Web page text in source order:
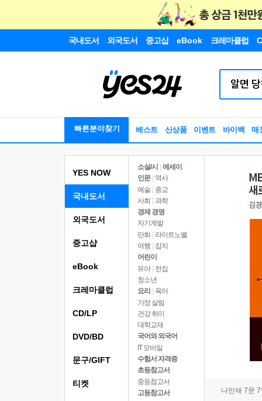
국내도서 외국도서 중고샵 eBook 크레마클럽
빠른분야찾기 베스트 신상품 이벤트 바이백 매
YES NOW
국내도서
소설/시
에세이
인문
역사
예술 | 종교
사회 | 과학
경제 경영
자기계발
만화 | 라이트노벨
여행
잡지
어린이
유아 | 전집
청소년
요리
육아
가정 살림
건강 취미
대학교재
국어와 외국어
IT 모바일
수험서 자격증
초등참고서
중등참고서
고등참고서
나민애 7문
외국도서
중고샵
eBook
크레마클럽
CD/LP
DVD/BD
문구/GIFT
티켓